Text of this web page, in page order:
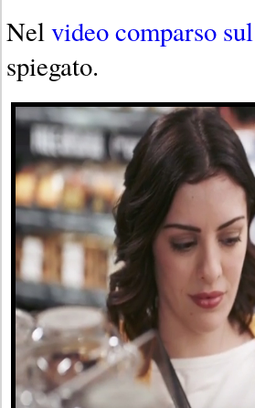
Nelvideo comparso
spiegato.